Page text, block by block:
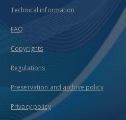
Technical information
FAQ
Copyrights
Regulations
Preservation and archive policy
Privacy policy